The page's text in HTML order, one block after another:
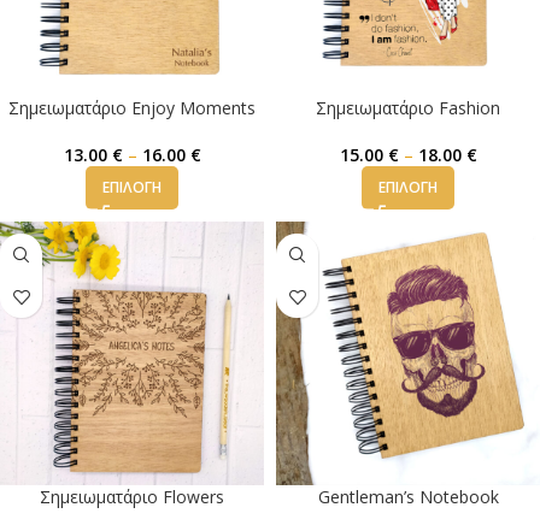
Σημειωματάριο Enjoy Moments
13.00 € – 16.00 €
ΕΠΙΛΟΓΉ
Σημειωματάριο Fashion
15.00 € – 18.00 €
ΕΠΙΛΟΓΉ
Σημειωματάριο Flowers Gentleman’s Notebook